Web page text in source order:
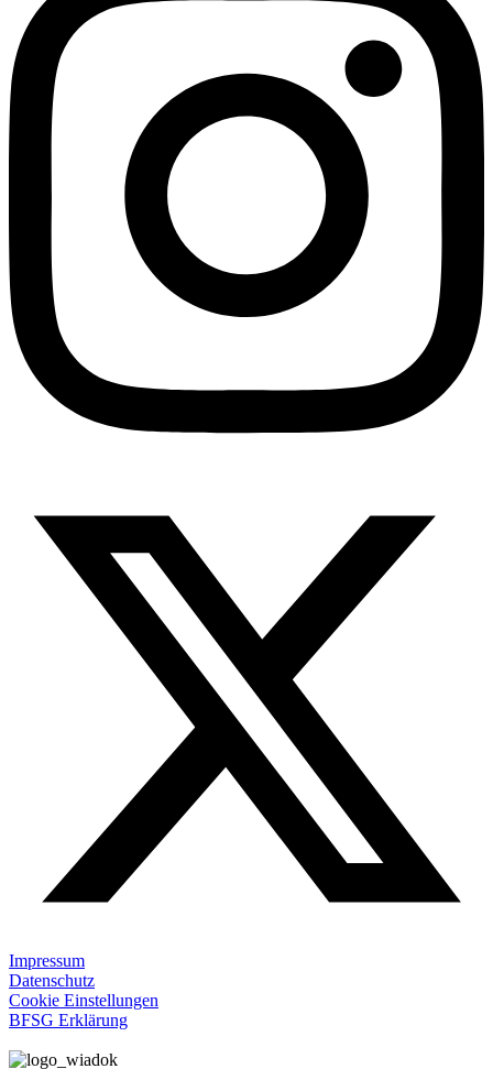
Impressum
Datenschutz
Cookie Einstellungen
BFSG Erklärung